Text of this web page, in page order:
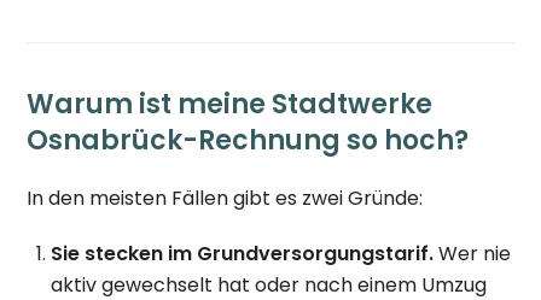
Warum ist meine Stadtwerke
Osnabrück-Rechnung so hoch?
In den meisten Fällen gibt es zwei Gründe:
Sie stecken im Grundversorgungstarif.Wer nie
aktiv gewechselt hat oder nach einem Umzug